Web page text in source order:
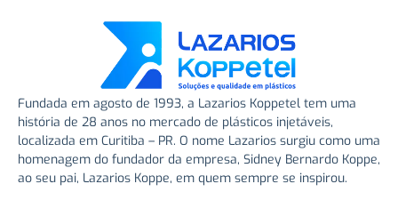
Fundada em agosto de 1993, a Lazarios Koppetel tem uma
história de 28 anos no mercado de plásticos injetáveis,
localizada em Curitiba – PR. O nome Lazarios surgiu como uma
homenagem do fundador da empresa, Sidney Bernardo Koppe,
ao seu pai, Lazarios Koppe, em quem sempre se inspirou.